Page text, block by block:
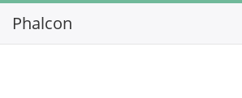
Phalcon